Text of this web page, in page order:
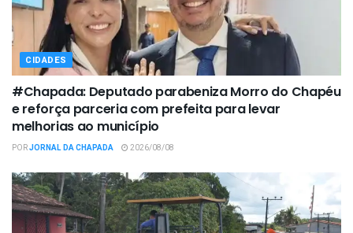
CIDADES
#Chapada: Deputado parabeniza Morro do Chapéu
e reforça parceria com prefeita para levar
melhorias ao município
PORJORNAL DA CHAPADA 2026/08/08